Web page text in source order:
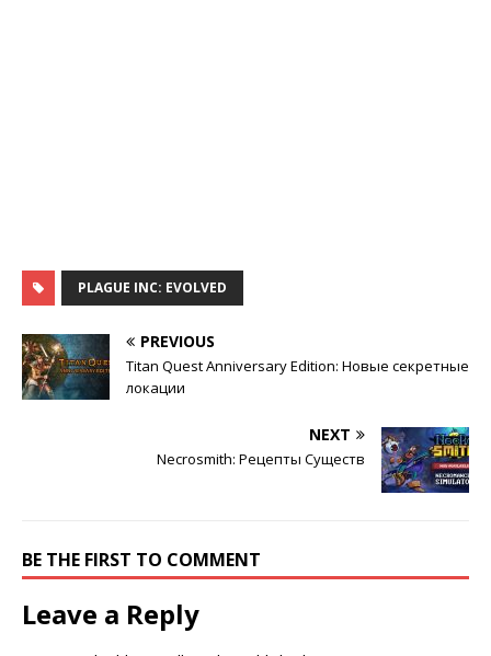
PLAGUE INC: EVOLVED
PREVIOUS
Titan Quest Anniversary Edition: Новые секретные
локации
NEXT
Necrosmith: Рецепты Существ
BE THE FIRST TO COMMENT
Leave a Reply